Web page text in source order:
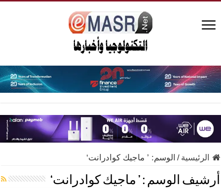
الرئيسية / الوسم: ’ ماجيك كوادرانت‘
أرشيف الوسم : ’ ماجيك كوادرانت‘